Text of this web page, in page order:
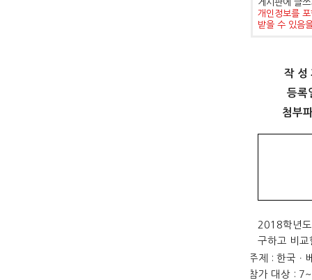
게시판에 글
개인정보를
받을 수 있음
작 성
등록
첨부
2018학년
구하고 비교
주제 :한국 ㆍ
참가 대상 :